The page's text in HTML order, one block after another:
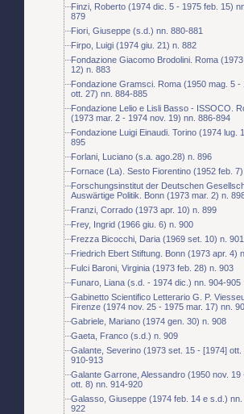
Finzi, Roberto (1974 dic. 5 - 1975 feb. 15)
879
Fiori, Giuseppe (s.d.) nn. 880-881
Firpo, Luigi (1974 giu. 21) n. 882
Fondazione Giacomo Brodolini. Roma (1973
12) n. 883
Fondazione Gramsci. Roma (1950 mag. 5 -
ott. 27) nn. 884-885
Fondazione Lelio e Lisli Basso - ISSOCO.
(1973 mar. 2 - 1974 nov. 19) nn. 886-894
Fondazione Luigi Einaudi. Torino (1974 lug.
895
Forlani, Luciano (s.a. ago.28) n. 896
Fornace (La). Sesto Fiorentino (1952 feb.
Forschungsinstitut der Deutschen
Auswärtige Politik. Bonn (1973 mar. 2) n.
Franzi, Corrado (1973 apr. 10) n. 899
Frey, Ingrid (1966 giu. 6) n. 900
Frezza Bicocchi, Daria (1969 set. 10) n. 901
Friedrich Ebert Stiftung. Bonn (1973 apr. 4)
Fulci Baroni, Virginia (1973 feb. 28) n. 903
Funaro, Liana (s.d. - 1974 dic.) nn. 904-905
Gabinetto Scientifico Letterario G. P.
Firenze (1974 nov. 25 - 1975 mar. 17) nn.
Gabriele, Mariano (1974 gen. 30) n. 908
Gaeta, Franco (s.d.) n. 909
Galante, Severino (1973 set. 15 - [1974] ott.
910-913
Galante Garrone, Alessandro (1950 nov. 19
ott. 8) nn. 914-920
Galasso, Giuseppe (1974 feb. 14 e s.d.)
922